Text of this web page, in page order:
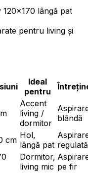
120×170 lângă pat
pentru living și
Ideal
pentru
Accent
living /
dormitor blândă
cm Hol,
lângă pat regulată
Dormitor,
living mic pe fir